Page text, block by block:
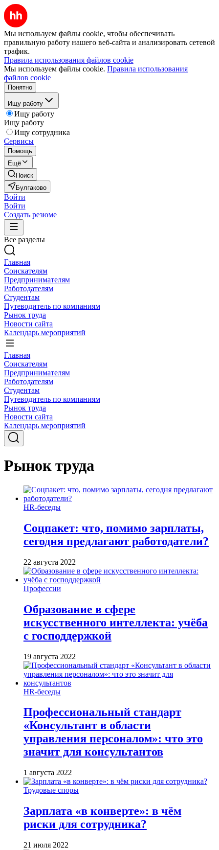
Мы используем файлы cookie, чтобы обеспечивать
правильную работу нашего веб-сайта и анализировать сетевой
трафик.
Правила использования файлов cookie
Мы используем файлы cookie. Правила использования
файлов cookie
Понятно
Ищу работу
Ищу работу
Ищу работу
Ищу сотрудника
Сервисы
Помощь
Ещё
Поиск
Булгаково
Войти
Войти
Создать резюме
Все разделы
Главная
Соискателям
Предпринимателям
Работодателям
Студентам
Путеводитель по компаниям
Рынок труда
Новости сайта
Календарь мероприятий
Главная
Соискателям
Предпринимателям
Работодателям
Студентам
Путеводитель по компаниям
Рынок труда
Новости сайта
Календарь мероприятий
Рынок труда
HR-беседы
Соцпакет: что, помимо зарплаты,
сегодня предлагают работодатели?
22 августа 2022
Профессии
Образование в сфере
искусственного интеллекта: учёба
с господдержкой
19 августа 2022
HR-беседы
Профессиональный стандарт
«Консультант в области
управления персоналом»: что это
значит для консультантов
1 августа 2022
Трудовые споры
Зарплата «в конверте»: в чём
риски для сотрудника?
21 июля 2022